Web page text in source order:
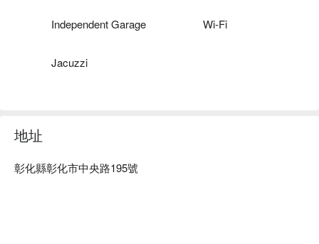
刻查看⬇︎Independent Garage Wi-Fi
Jacuzzi
地址
彰化縣彰化市中央路195號